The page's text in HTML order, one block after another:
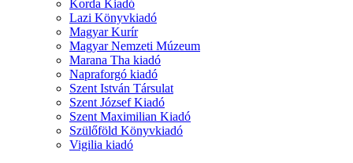
Korda Kiadó
Lazi Könyvkiadó
Magyar Kurír
Magyar Nemzeti Múzeum
Marana Tha kiadó
Napraforgó kiadó
Szent István Társulat
Szent József Kiadó
Szent Maximilian Kiadó
Szülőföld Könyvkiadó
Vigilia kiadó